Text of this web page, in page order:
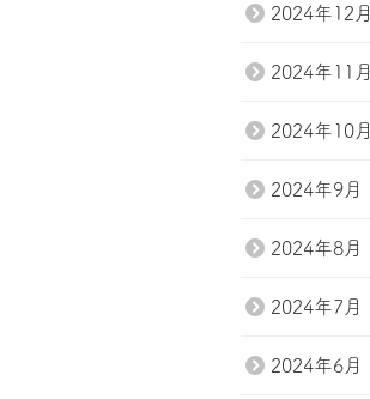
2024年12月
2024年11月
2024年10月
2024年9月
2024年8月
2024年7月
2024年6月